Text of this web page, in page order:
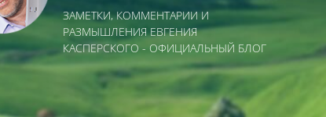
ЗАМЕТКИ, КОММЕНТАРИИ И
РАЗМЫШЛЕНИЯ ЕВГЕНИЯ
КАСПЕРСКОГО - ОФИЦИАЛЬНЫЙ БЛОГ